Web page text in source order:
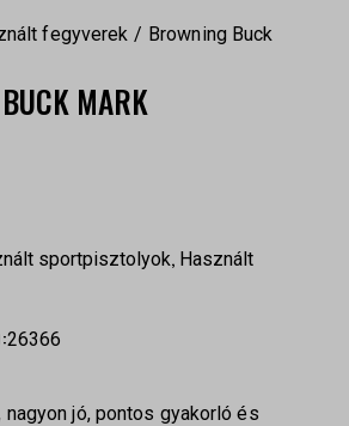
fegyverek
Browning Buck
MARK
sportpisztolyok, Használt
26366
nagyon jó, pontos gyakorló és